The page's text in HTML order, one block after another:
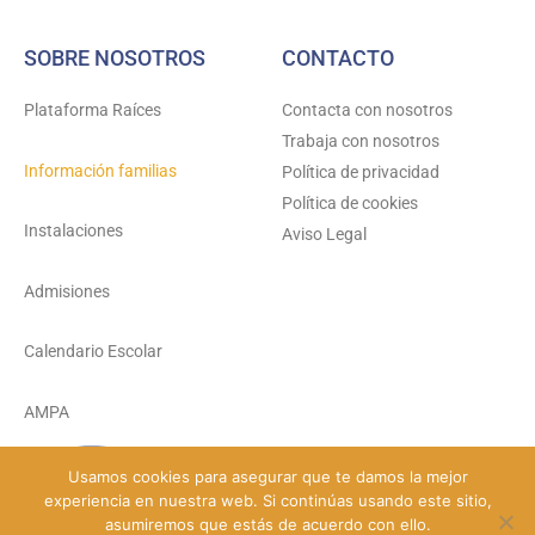
SOBRE NOSOTROS
Plataforma Raíces
Información familias
Instalaciones
Admisiones
Calendario Escolar
AMPA
CONTACTO
Contacta con nosotros
Trabaja con nosotros
Política de privacidad
Política de cookies
Aviso Legal
© Colegio Santa María del Carmen 2026 - Todos los derechos reservados
Usamos cookies para asegurar que te damos la mejor
experiencia en nuestra web. Si continúas usando este sitio,
asumiremos que estás de acuerdo con ello.